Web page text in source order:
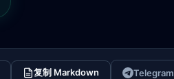
复制 Markdown Telegram